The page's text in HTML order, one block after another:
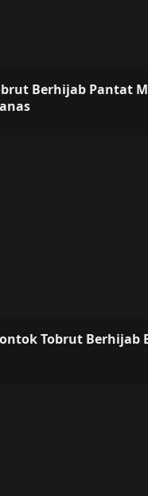
Berhijab Pantat
Tobrut Berhijab